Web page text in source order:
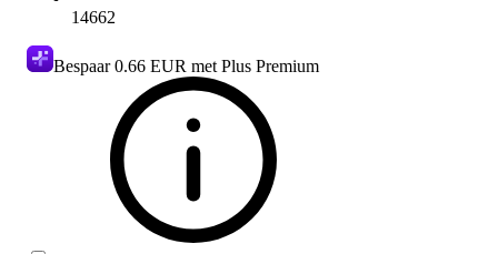
14662
Bespaar0.66 EUR met Plus Premium